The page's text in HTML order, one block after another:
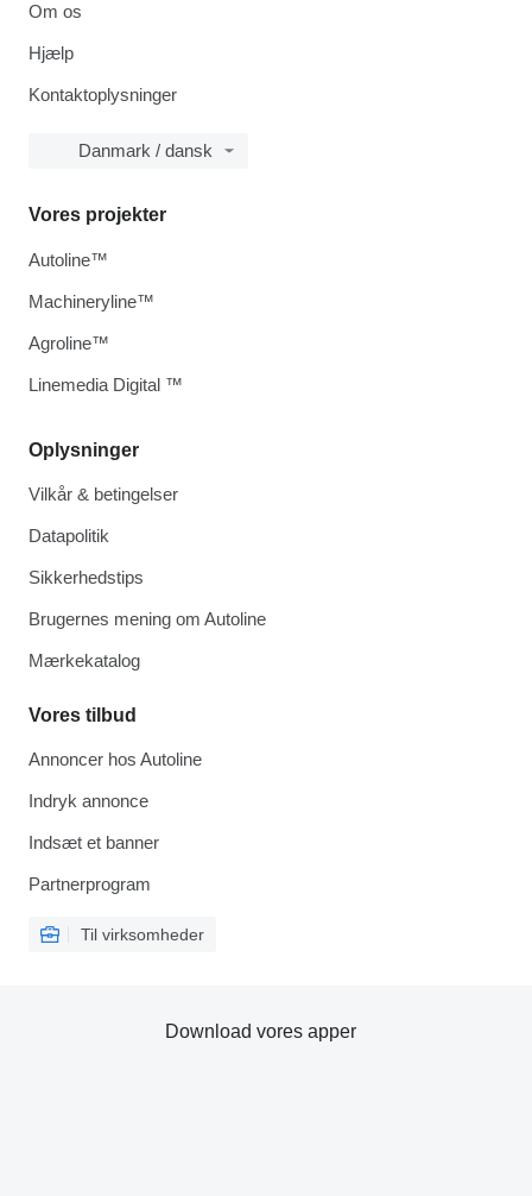
Om os
Hjælp
Kontaktoplysninger
Danmark / dansk
Oplysninger
Vilkår & betingelser
Datapolitik
Sikkerhedstips
Brugernes mening om Autoline
Mærkekatalog
Vores tilbud
Annoncer hos Autoline
Indryk annonce
Indsæt et banner
Partnerprogram
Til virksomheder
Vores projekter
Autoline™
Machineryline™
Agroline™
Linemedia Digital ™
Download vores apper